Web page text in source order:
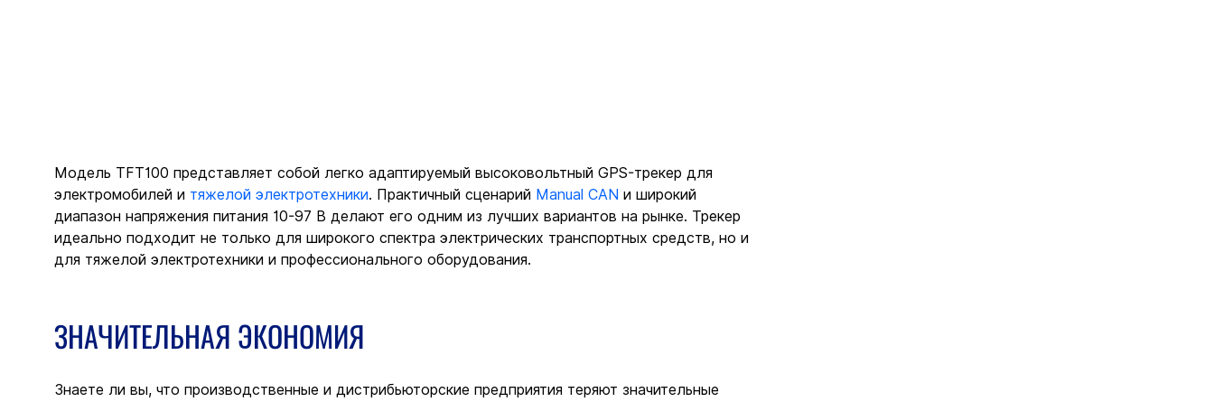
Модель TFT100 представляет собой легко адаптируемый высоковольтный GPS-трекер для
электромобилей и тяжелой электротехники. Практичный сценарий Manual CAN и широкий
диапазон напряжения питания 10-97 В делают его одним из лучших вариантов на рынке. Трекер
идеально подходит не только для широкого спектра электрических транспортных средств, но и
для тяжелой электротехники и профессионального оборудования.
ЗНАЧИТЕЛЬНАЯ ЭКОНОМИЯ
Знаете ли вы, что производственные и дистрибьюторские предприятия теряют значительные